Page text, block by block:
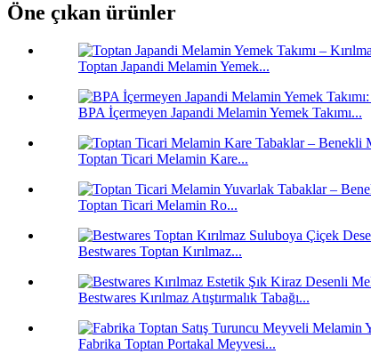
Öne çıkan ürünler
Toptan Japandi Melamin Yemek...
BPA İçermeyen Japandi Melamin Yemek Takımı...
Toptan Ticari Melamin Kare...
Toptan Ticari Melamin Ro...
Bestwares Toptan Kırılmaz...
Bestwares Kırılmaz Atıştırmalık Tabağı...
Fabrika Toptan Portakal Meyvesi...